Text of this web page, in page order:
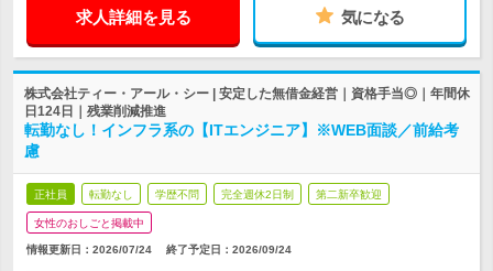
求人詳細を見る 気になる
株式会社ティー・アール・シー | 安定した無借金経営｜資格手当◎｜年間休
日124日｜残業削減推進
転勤なし！インフラ系の【ITエンジニア】※WEB面談／前給考
慮
正社員 転勤なし 学歴不問 完全週休2日制 第二新卒歓迎
女性のおしごと掲載中
情報更新日：2026/07/24 終了予定日： 2026/09/24